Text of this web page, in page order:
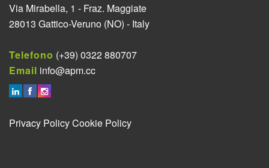
Via Mirabella, 1 - Fraz. Maggiate
28013 Gattico-Veruno (NO) - Italy
Telefono (+39) 0322 880707
Email info@apm.cc
Privacy PolicyCookie Policy